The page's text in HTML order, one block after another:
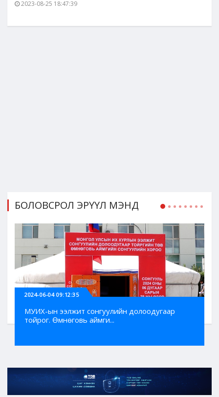
2023-08-25 18:47:39
БОЛОВСРОЛ ЭРҮҮЛ МЭНД
2024-06-04 09:12:35
МУИХ-ын ээлжит сонгуулийн долоодугаар
тойрог. Өмнөговь аймги...